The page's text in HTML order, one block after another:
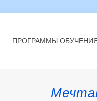
ПРОГРАММЫ